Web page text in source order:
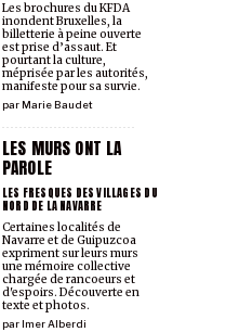
parMarie Baudet
Les brochures du KFDA
inondent Bruxelles, la
billetterie à peine ouverte
est prise d’assaut. Et
pourtant la culture,
méprisée par les autorités,
manifeste pour sa survie.
LES MURS ONT LA
PAROLE
LES FRESQUES DES VILLAGES DU
NORD DE LA NAVARRE
parImer Alberdi
Certaines localités de
Navarre et de Guipuzcoa
expriment sur leurs murs
une mémoire collective
chargée de rancoeurs et
d'espoirs. Découverte en
texte et photos.